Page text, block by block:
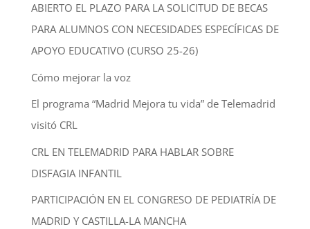
ABIERTO EL PLAZO PARA LA SOLICITUD DE BECAS
PARA ALUMNOS CON NECESIDADES ESPECÍFICAS DE
APOYO EDUCATIVO (CURSO 25-26)
Cómo mejorar la voz
El programa “Madrid Mejora tu vida” de Telemadrid
visitó CRL
CRL EN TELEMADRID PARA HABLAR SOBRE
DISFAGIA INFANTIL
PARTICIPACIÓN EN EL CONGRESO DE PEDIATRÍA DE
MADRID Y CASTILLA-LA MANCHA